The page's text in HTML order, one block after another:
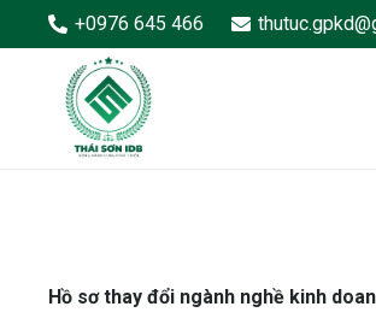
+0976 645 466
Hồ sơ thay đổi ngành nghề kinh